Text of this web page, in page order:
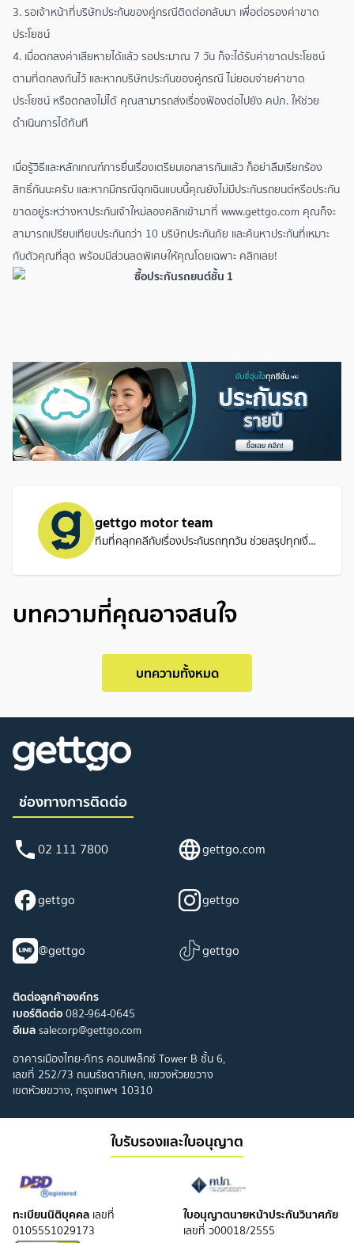
3. รอเจ้าหน้าที่บริษัทประกันของคู่กรณีติดต่อกลับมา เพื่อต่อรองค่าขาด
ประโยชน์
4. เมื่อตกลงค่าเสียหายได้แล้ว รอประมาณ 7 วัน ก็จะได้รับค่าขาดประโยชน์
ตามที่ตกลงกันไว้ และหากบริษัทประกันของคู่กรณี ไม่ยอมจ่ายค่าขาด
ประโยชน์ หรือตกลงไม่ได้ คุณสามารถส่งเรื่องฟ้องต่อไปยัง คปภ. ให้ช่วย
ดำเนินการได้ทันที
เมื่อรู้วิธีและหลักเกณฑ์การยื่นเรื่องเตรียมเอกสารกันแล้ว ก็อย่าลืมเรียกร้อง
สิทธิ์กันนะครับ และหากมีกรณีฉุกเฉินแบบนี้คุณยังไม่มีประกันรถยนต์หรือประกัน
ขาดอยู่ระหว่างหาประกันเจ้าใหม่ลองคลิกเข้ามาที่ www.gettgo.com คุณก็จะ
สามารถเปรียบเทียบประกันกว่า 10 บริษัทประกันภัย และค้นหาประกันที่เหมาะ
กับตัวคุณที่สุด พร้อมมีส่วนลดพิเศษให้คุณโดยเฉพาะ คลิกเลย!
gettgo motor team
ทีมที่คลุกคลีกับเรื่องประกันรถทุกวัน ช่วยสรุปทุกเงื่อนไขให้เข้าใจง่าย เพื่อให้คุณเลือกประกันรถได้แบบไม่ต้องปวดหัว
บทความที่คุณอาจสนใจ
บทความทั้งหมด
ช่องทางการติดต่อ
02 111 7800 gettgo.com
gettgo gettgo
@gettgo gettgo
ติดต่อลูกค้าองค์กร
เบอร์ติดต่อ082-964-0645
อีเมลsalecorp@gettgo.com
อาคารเมืองไทย-ภัทร คอมเพล็กซ์ Tower B ชั้น 6,
เลขที่ 252/73 ถนนรัชดาภิเษก, แขวงห้วยขวาง
เขตห้วยขวาง, กรุงเทพฯ 10310
ใบรับรองและใบอนุญาต
ทะเบียนนิติบุคคล เลขที่
0105551029173
ใบอนุญาตนายหน้าประกันวินาศภัย
เลขที่ ว00018/2555